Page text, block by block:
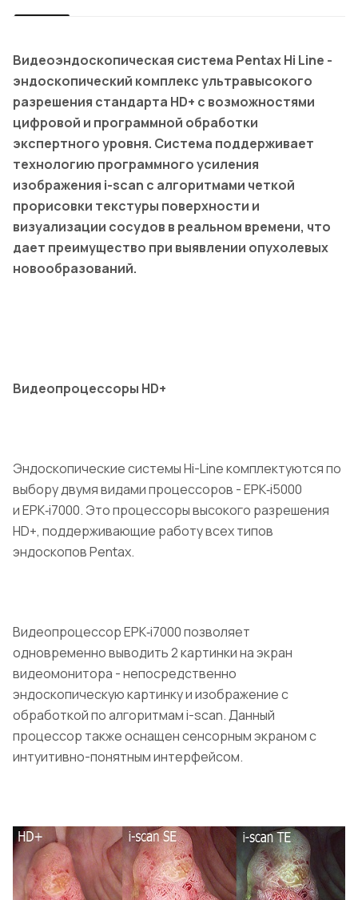
Видеоэндоскопическая система Pentax Hi Line -
эндоскопический комплекс ультравысокого
разрешения стандарта HD+ с возможностями
цифровой и программной обработки
экспертного уровня. Система поддерживает
технологию программного усиления
изображения i-scan с алгоритмами четкой
прорисовки текстуры поверхности и
визуализации сосудов в реальном времени, что
дает преимущество при выявлении опухолевых
новообразований.
Видеопроцессоры HD+
Эндоскопические системы Hi-Line комплектуются по
выбору двумя видами процессоров - EPK‑i5000
и EPK‑i7000. Это процессоры высокого разрешения
HD+, поддерживающие работу всех типов
эндоскопов Pentax.
Видеопроцессор EPK‑i7000 позволяет
одновременно выводить 2 картинки на экран
видеомонитора - непосредственно
эндоскопическую картинку и изображение с
обработкой по алгоритмам i-scan. Данный
процессор также оснащен сенсорным экраном с
интуитивно-понятным интерфейсом.